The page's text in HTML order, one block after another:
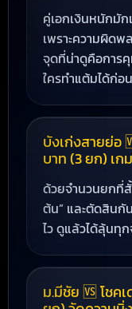
คู่เอกเงินหนักมั
เพราะความผิด
จุดที่น่าดูคือการคุ
ใครทำแต้มได้ก่
บังเก่งสายย่อ
บาท (3 ยก) เก
ด้วยจำนวนยกที่สั้
ต้น” และตัดสินกั
ไว ดูแล้วได้ลุ้นทุ
ม.มีชัย 🆚 โชค